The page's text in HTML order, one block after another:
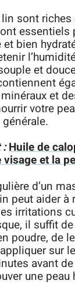
sont riches
essentiels
bien
et
et
votre
:Huile de
et la
d’un
peut aider à
irritations
il suffit
poudre, de
sur
avant de
une peau